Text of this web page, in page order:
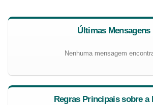
Últimas Mensagens
Nenhuma mensagem
Regras Principais sobre a